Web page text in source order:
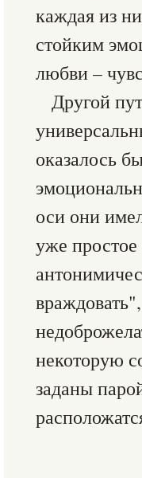
каждая из
стойким
любви –
Другой
оказалось
оси они
уже
некоторую
заданы